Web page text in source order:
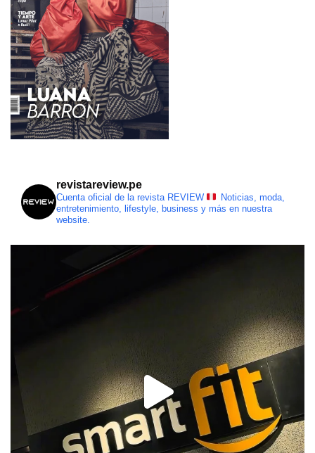
revistareview.pe
Cuenta oficial de la revista REVIEW
Noticias, moda,
entretenimiento, lifestyle, business y más en nuestra
website.